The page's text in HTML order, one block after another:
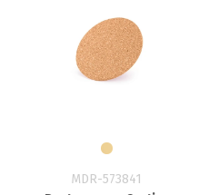
MDR-573841